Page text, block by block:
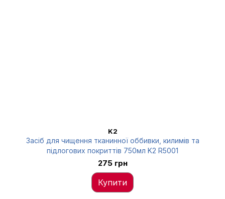
K2
Засіб для чищення тканинної оббивки, килимів та
підлогових покриттів 750мл K2 R5001
275 грн
Купити